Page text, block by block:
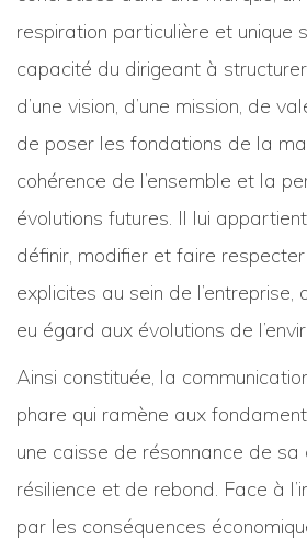
respiration particulière et unique
capacité du dirigeant à
d’une vision, d’une mission, de
de poser les fondations de la
cohérence de l’ensemble et la
évolutions futures. Il lui
définir, modifier et faire
explicites au sein de
eu égard aux évolutions de
Ainsi constituée, la
phare qui ramène aux
une caisse de résonnance de
résilience et de rebond. Face à
par les conséquences